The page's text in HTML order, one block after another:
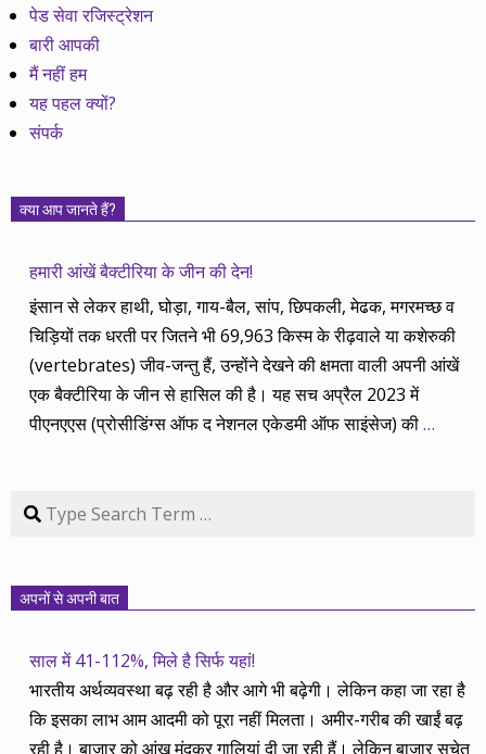
पेड सेवा रजिस्ट्रेशन
बारी आपकी
मैं नहीं हम
यह पहल क्यों?
संपर्क
क्या आप जानते हैं?
हमारी आंखें बैक्टीरिया के जीन की देन!
इंसान से लेकर हाथी, घोड़ा, गाय-बैल, सांप, छिपकली, मेढक, मगरमच्छ व
चिड़ियों तक धरती पर जितने भी 69,963 किस्म के रीढ़वाले या कशेरुकी
(vertebrates) जीव-जन्तु हैं, उन्होंने देखने की क्षमता वाली अपनी आंखें
एक बैक्टीरिया के जीन से हासिल की है। यह सच अप्रैल 2023 में
पीएनएएस (प्रोसीडिंग्स ऑफ द नेशनल एकेडमी ऑफ साइंसेज) की…
Search
अपनों से अपनी बात
साल में 41-112%, मिले है सिर्फ यहां!
भारतीय अर्थव्यवस्था बढ़ रही है और आगे भी बढ़ेगी। लेकिन कहा जा रहा है
कि इसका लाभ आम आदमी को पूरा नहीं मिलता। अमीर-गरीब की खाईं बढ़
रही है। बाज़ार को आंख मूंदकर गालियां दी जा रही हैं। लेकिन बाज़ार सचेत